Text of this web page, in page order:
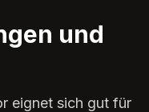
und
eignet sich gut für